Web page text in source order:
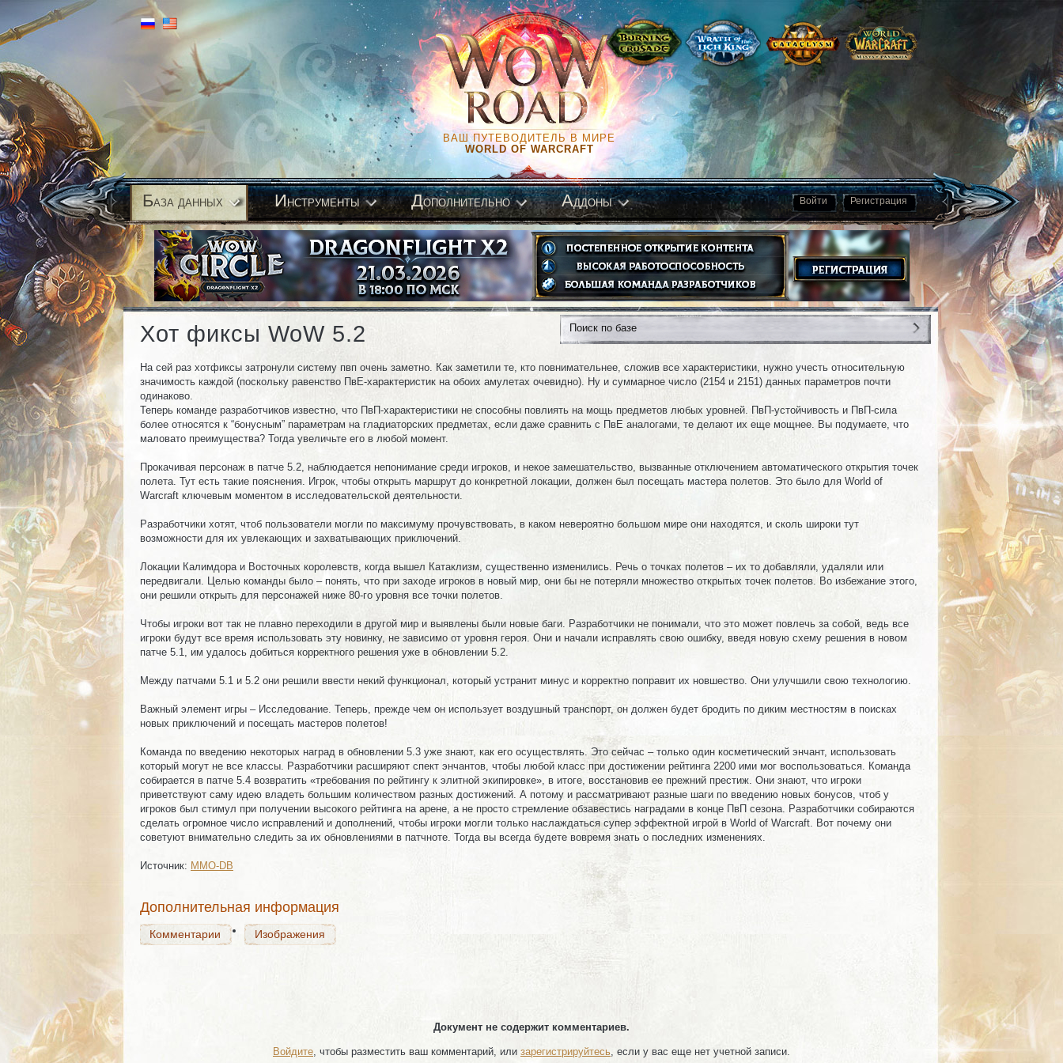
ВАШ ПУТЕВОДИТЕЛЬ В МИРЕ
WORLD OF WARCRAFT
Войти Регистрация
База данных Инструменты Дополнительно Аддоны
Хот фиксы WoW 5.2
На сей раз хотфиксы затронули систему пвп очень заметно. Как заметили те, кто повнимательнее, сложив все характеристики, нужно учесть относительную
значимость каждой (поскольку равенство ПвЕ-характеристик на обоих амулетах очевидно). Ну и суммарное число (2154 и 2151) данных параметров почти
одинаково.
Теперь команде разработчиков известно, что ПвП-характеристики не способны повлиять на мощь предметов любых уровней. ПвП-устойчивость и ПвП-сила
более относятся к “бонусным” параметрам на гладиаторских предметах, если даже сравнить с ПвЕ аналогами, те делают их еще мощнее. Вы подумаете, что
маловато преимущества? Тогда увеличьте его в любой момент.
Прокачивая персонаж в патче 5.2, наблюдается непонимание среди игроков, и некое замешательство, вызванные отключением автоматического открытия точек
полета. Тут есть такие пояснения. Игрок, чтобы открыть маршрут до конкретной локации, должен был посещать мастера полетов. Это было для World of
Warcraft ключевым моментом в исследовательской деятельности.
Разработчики хотят, чтоб пользователи могли по максимуму прочувствовать, в каком невероятно большом мире они находятся, и сколь широки тут
возможности для их увлекающих и захватывающих приключений.
Локации Калимдора и Восточных королевств, когда вышел Катаклизм, существенно изменились. Речь о точках полетов – их то добавляли, удаляли или
передвигали. Целью команды было – понять, что при заходе игроков в новый мир, они бы не потеряли множество открытых точек полетов. Во избежание этого,
они решили открыть для персонажей ниже 80-го уровня все точки полетов.
Чтобы игроки вот так не плавно переходили в другой мир и выявлены были новые баги. Разработчики не понимали, что это может повлечь за собой, ведь все
игроки будут все время использовать эту новинку, не зависимо от уровня героя. Они и начали исправлять свою ошибку, введя новую схему решения в новом
патче 5.1, им удалось добиться корректного решения уже в обновлении 5.2.
Между патчами 5.1 и 5.2 они решили ввести некий функционал, который устранит минус и корректно поправит их новшество. Они улучшили свою технологию.
Важный элемент игры – Исследование. Теперь, прежде чем он использует воздушный транспорт, он должен будет бродить по диким местностям в поисках
новых приключений и посещать мастеров полетов!
Команда по введению некоторых наград в обновлении 5.3 уже знают, как его осуществлять. Это сейчас – только один косметический энчант, использовать
который могут не все классы. Разработчики расширяют спект энчантов, чтобы любой класс при достижении рейтинга 2200 ими мог воспользоваться. Команда
собирается в патче 5.4 возвратить «требования по рейтингу к элитной экипировке», в итоге, восстановив ее прежний престиж. Они знают, что игроки
приветствуют саму идею владеть большим количеством разных достижений. А потому и рассматривают разные шаги по введению новых бонусов, чтоб у
игроков был стимул при получении высокого рейтинга на арене, а не просто стремление обзавестись наградами в конце ПвП сезона. Разработчики собираются
сделать огромное число исправлений и дополнений, чтобы игроки могли только наслаждаться супер эффектной игрой в World of Warcraft. Вот почему они
советуют внимательно следить за их обновлениями в патчноте. Тогда вы всегда будете вовремя знать о последних изменениях.
Источник: MMO-DB
Дополнительная информация
Комментарии Изображения
Комментарии
Комментарии Изображения
Документ не содержит комментариев.
Войдите , чтобы разместить ваш комментарий, или зарегистрируйтесь , если у вас еще нет учетной записи.